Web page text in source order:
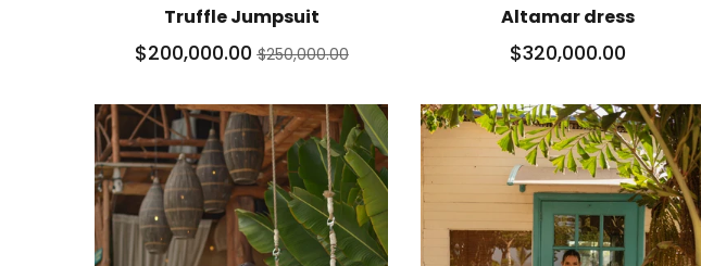
Truffle Jumpsuit
$200,000.00 $250,000.00
Altamar dress
$320,000.00